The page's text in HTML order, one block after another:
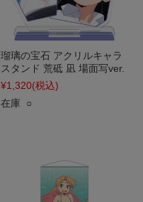
瑠璃の宝石 アクリルキャラ
スタンド 荒砥 凪 場面写ver.
¥1,320(税込)
在庫 ○